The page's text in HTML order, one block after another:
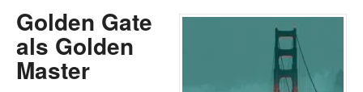
Golden Gate
als Golden
Master